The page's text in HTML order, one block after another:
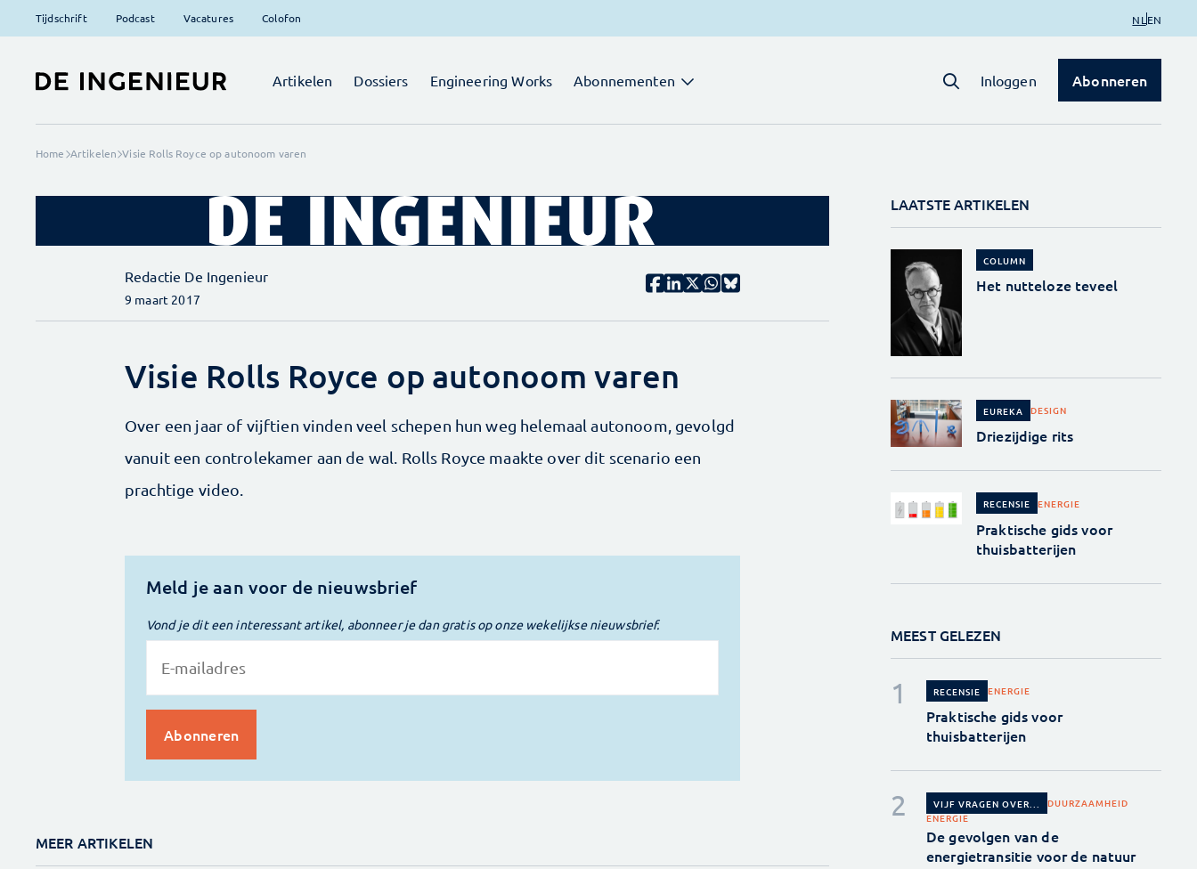
Tijdschrift Podcast Vacatures Colofon NL EN
Artikelen Dossiers Engineering Works Abonnementen Inloggen Abonneren
Home Artikelen Visie Rolls Royce op autonoom varen
Redactie De Ingenieur
9 maart 2017
Visie Rolls Royce op autonoom varen
Over een jaar of vijftien vinden veel schepen hun weg helemaal autonoom, gevolgd
vanuit een controlekamer aan de wal. Rolls Royce maakte over dit scenario een
prachtige video.
Meld je aan voor de nieuwsbrief
Vond je dit een interessant artikel, abonneer je dan gratis op onze wekelijkse nieuwsbrief.
MEER ARTIKELEN
LAATSTE ARTIKELEN
COLUMN
Het nutteloze teveel
EUREKA DESIGN
Driezijdige rits
RECENSIE ENERGIE
Praktische gids voor
thuisbatterijen
MEEST GELEZEN
RECENSIE ENERGIE
Praktische gids voor
thuisbatterijen
VIJF VRAGEN OVER...
DUURZAAMHEID
ENERGIE
De gevolgen van de
energietransitie voor de natuur